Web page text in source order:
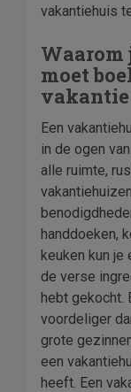
vakantiehuis
Waarom
moet
Een
in de ogen
alle ruimte,
handdoeken,
keuken kun je
de verse
hebt gekocht.
voordeliger
grote
een
heeft. Een